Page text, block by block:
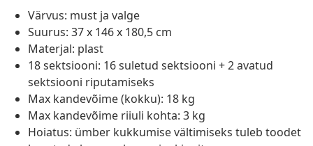
Värvus: must ja valge
Suurus: 37 x 146 x 180,5 cm
Materjal: plast
18 sektsiooni: 16 suletud sektsiooni + 2 avatud
sektsiooni riputamiseks
Max kandevõime (kokku): 18 kg
Max kandevõime riiuli kohta: 3 kg
Hoiatus: ümber kukkumise vältimiseks tuleb toodet